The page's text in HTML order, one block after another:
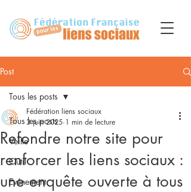
Post
Tous les posts
Veille
Outil
Evénement
Tous les posts
Refondre notre site pour
renforcer les liens sociaux :
une enquête ouverte à tous
Fédération liens sociaux
3 juin 2025 1 min de lecture